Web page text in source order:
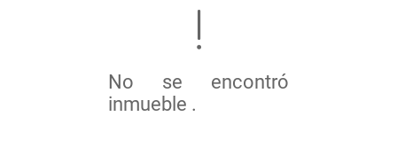
No se encontró
inmueble .